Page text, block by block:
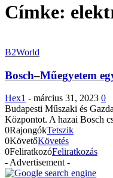
Címke:
B2World
Bosch–Műegyetem
Hex1 - március 31, 2023 0
Budapesti Műszaki és
Központot. A hazai Bosch
0RajongókTetszik
0KövetőKövetés
0FeliratkozóFeliratkozás
- Advertisement -